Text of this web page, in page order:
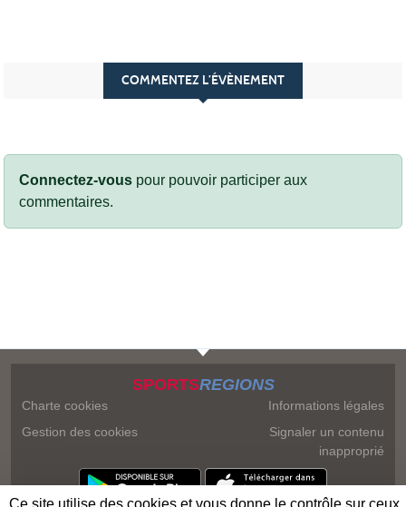
COMMENTEZ L’ÉVÈNEMENT
Connectez-vous pour pouvoir participer aux
commentaires.
SPORTSREGIONS
Charte cookies
Gestion des cookies
Informations légales
Signaler un contenu
inapproprié
Ce site utilise des cookies et vous donne le contrôle sur ceux